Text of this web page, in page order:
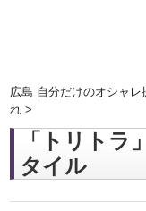
広島 自分だけのオシャレ
れ >
「トリトラ
タイル